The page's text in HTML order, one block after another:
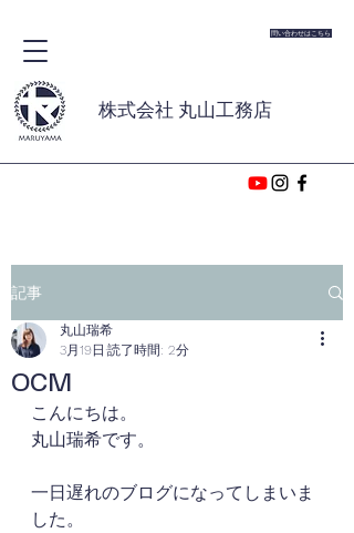
問い合わせはこちら
株式会社 丸山工務店
記事
OCM
丸山瑞希
3月19日 読了時間: 2分
こんにちは。
丸山瑞希です。
一日遅れのブログになってしまいま
した。